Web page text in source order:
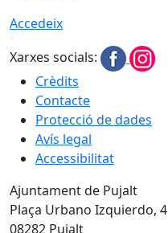
Accedeix
Xarxes socials:
Crèdits
Contacte
Protecció de dades
Avís legal
Accessibilitat
Ajuntament de Pujalt
Plaça Urbano Izquierdo, 4
08282 Pujalt